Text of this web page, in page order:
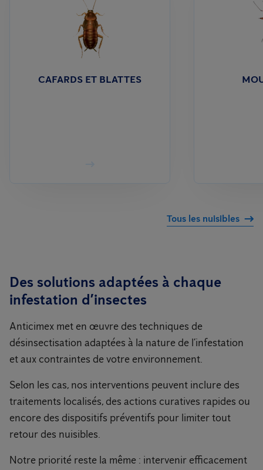
CAFARDS ET BLATTES
Tous les nuisibles
Des solutions adaptées à chaque
infestation d’insectes
Anticimex met en œuvre des techniques de
désinsectisation adaptées à la nature de l’infestation
et aux contraintes de votre environnement.
Selon les cas, nos interventions peuvent inclure des
traitements localisés, des actions curatives rapides ou
encore des dispositifs préventifs pour limiter tout
retour des nuisibles.
Notre priorité reste la même : intervenir efficacement